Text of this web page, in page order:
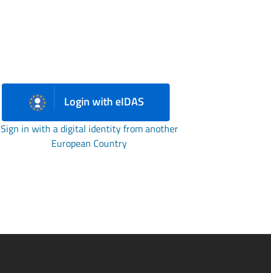
Login with eIDAS
Sign in with a digital identity from another
European Country